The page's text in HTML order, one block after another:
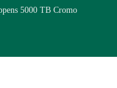
5000 TB Cromo